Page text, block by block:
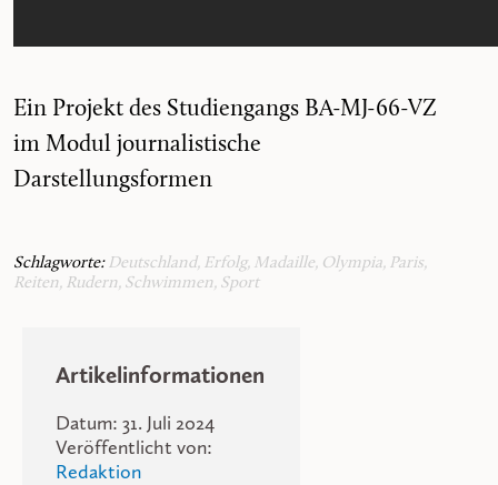
Ein Projekt des Studiengangs BA-MJ-66-VZ
im Modul journalistische
Darstellungsformen
Schlagworte: Deutschland, Erfolg, Madaille, Olympia, Paris,
Reiten, Rudern, Schwimmen, Sport
Artikelinformationen
Datum: 31. Juli 2024
Veröffentlicht von:
Redaktion